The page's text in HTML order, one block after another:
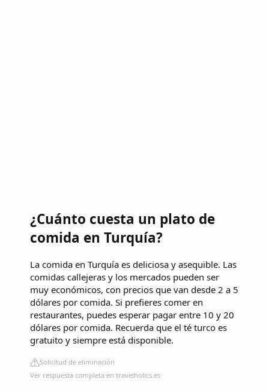
¿Cuánto cuesta un plato de
comida en Turquía?
La comida en Turquía es deliciosa y asequible. Las
comidas callejeras y los mercados pueden ser
muy económicos, con precios que van desde 2 a 5
dólares por comida. Si prefieres comer en
restaurantes, puedes esperar pagar entre 10 y 20
dólares por comida. Recuerda que el té turco es
gratuito y siempre está disponible.
Solicitud de eliminación
Ver respuesta completa en travelholics.es